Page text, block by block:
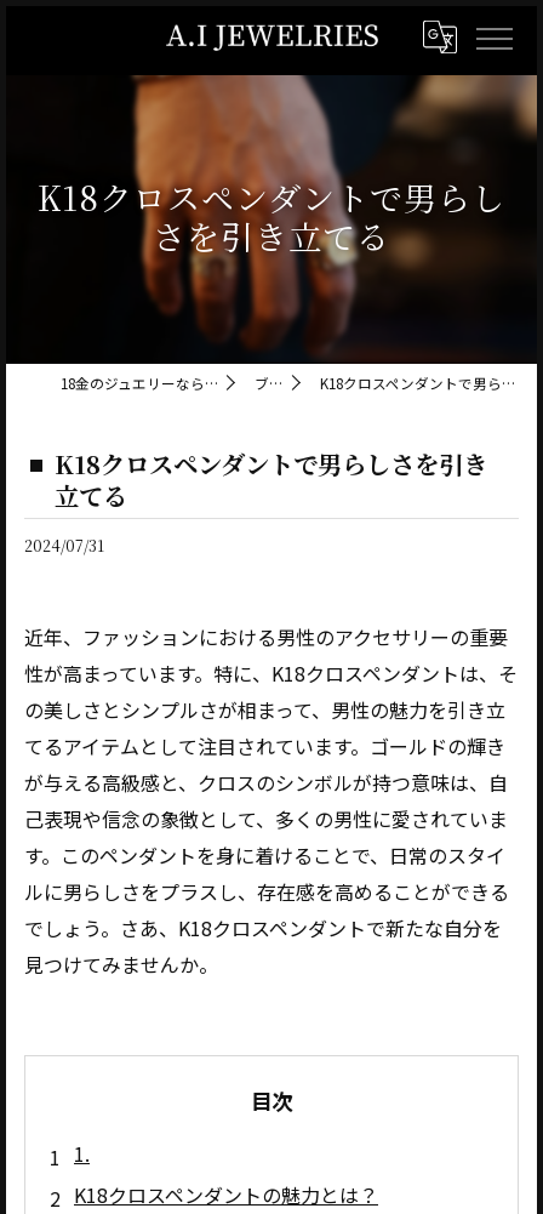
K18クロスペンダントで男らし
さを引き立てる
18金のジュエリーならA.I JEWELRIES ブログ K18クロスペンダントで男らしさを引き立てる
K18クロスペンダントで男らしさを引き
立てる
2024/07/31
近年、ファッションにおける男性のアクセサリーの重要
性が高まっています。特に、K18クロスペンダントは、そ
の美しさとシンプルさが相まって、男性の魅力を引き立
てるアイテムとして注目されています。ゴールドの輝き
が与える高級感と、クロスのシンボルが持つ意味は、自
己表現や信念の象徴として、多くの男性に愛されていま
す。このペンダントを身に着けることで、日常のスタイ
ルに男らしさをプラスし、存在感を高めることができる
でしょう。さあ、K18クロスペンダントで新たな自分を
見つけてみませんか。
目次
1.
K18クロスペンダントの魅力とは？